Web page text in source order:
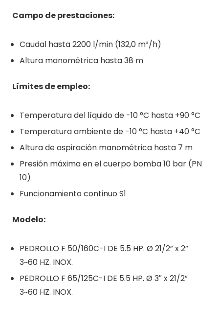
Campo de prestaciones:
Caudal hasta 2200 l/min (132,0 m³/h)
Altura manométrica hasta 38 m
Límites de empleo:
Temperatura del líquido de -10 °C hasta +90 °C
Temperatura ambiente de -10 °C hasta +40 °C
Altura de aspiración manométrica hasta 7 m
Presión máxima en el cuerpo bomba 10 bar (PN
10)
Funcionamiento continuo S1
Modelo:
PEDROLLO F 50/160C-I DE 5.5 HP. Ø 21/2” x 2”
3~60 HZ. INOX.
PEDROLLO F 65/125C-I DE 5.5 HP. Ø 3″ x 21/2”
3~60 HZ. INOX.